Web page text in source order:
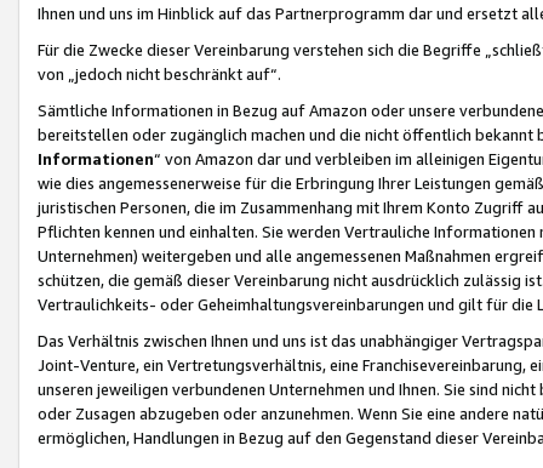
Ihnen und uns im Hinblick auf das Partnerprogramm dar und ersetzt
Für die Zwecke dieser Vereinbarung verstehen sich die Begriffe
von „jedoch nicht beschränkt auf“.
Sämtliche Informationen in Bezug auf Amazon oder unsere
bereitstellen oder zugänglich machen und die nicht öffentlich
Informationen“ von Amazon dar und verbleiben im alleinigen
wie dies angemessenerweise für die Erbringung Ihrer Leistungen
juristischen Personen, die im Zusammenhang mit Ihrem Konto
Pflichten kennen und einhalten. Sie werden Vertrauliche
Unternehmen) weitergeben und alle angemessenen Maßnahmen
schützen, die gemäß dieser Vereinbarung nicht ausdrücklich zulässig
Vertraulichkeits- oder Geheimhaltungsvereinbarungen und gilt für die
Das Verhältnis zwischen Ihnen und uns ist das unabhängiger
Joint-Venture, ein Vertretungsverhältnis, eine Franchisevereinbarung,
unseren jeweiligen verbundenen Unternehmen und Ihnen. Sie sind
oder Zusagen abzugeben oder anzunehmen. Wenn Sie eine andere
ermöglichen, Handlungen in Bezug auf den Gegenstand dieser